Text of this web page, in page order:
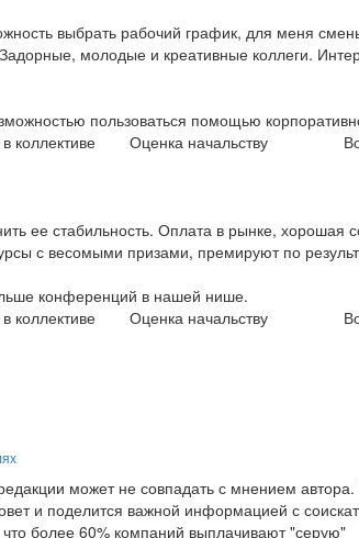
выбрать рабочий график, для меня
молодые и креативные коллеги.
пользоваться помощью
коллективе Оценка начальству
ее стабильность. Оплата в рынке, хорошая
с весомыми призами, премируют по
конференций в нашей нише.
коллективе Оценка начальству
может не совпадать с мнением
и поделится важной информацией с
более 60% компаний выплачивают "серую"